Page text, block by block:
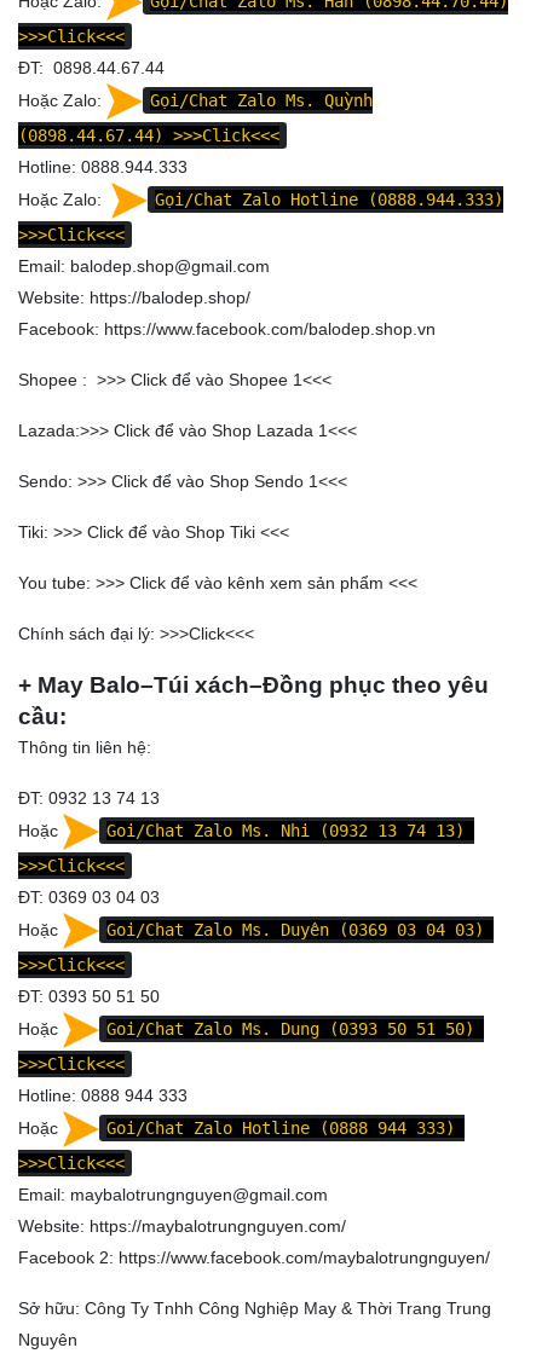
>>>Click<<<
ĐT: 0898.44.67.44
Hoặc Zalo:
Gọi/Chat Zalo Ms. Quỳnh
(0898.44.67.44)
>>>Click<<<
Hotline: 0888.944.333
Hoặc Zalo:
Gọi/Chat Zalo Hotline (0888.944.333)
>>>Click<<<
Email: balodep.shop@gmail.com
Website: https://balodep.shop/
Facebook: https://www.facebook.com/balodep.shop.vn
Shopee : >>> Click để vào Shopee 1<<<
Lazada:>>> Click để vào Shop Lazada 1<<<
Sendo: >>> Click để vào Shop Sendo 1<<<
Tiki: >>> Click để vào Shop Tiki <<<
You tube: >>> Click để vào kênh xem sản phẩm <<<
Chính sách đại lý: >>>Click<<<
+ May Balo–Túi xách–Đồng phục theo yêu
cầu:
Thông tin liên hệ:
ĐT: 0932 13 74 13
Hoặc
Goi/Chat Zalo Ms. Nhi (0932 13 74 13)
>>>Click<<<
ĐT: 0369 03 04 03
Hoặc
Goi/Chat Zalo Ms. Duyên (0369 03 04 03)
>>>Click<<<
ĐT: 0393 50 51 50
Hoặc
Goi/Chat Zalo Ms. Dung (0393 50 51 50)
>>>Click<<<
Hotline: 0888 944 333
Hoặc
Goi/Chat Zalo Hotline (0888 944 333)
>>>Click<<<
Email: maybalotrungnguyen@gmail.com
Website: https://maybalotrungnguyen.com/
Facebook 2: https://www.facebook.com/maybalotrungnguyen/
Sở hữu: Công Ty Tnhh Công Nghiệp May & Thời Trang Trung
Nguyên